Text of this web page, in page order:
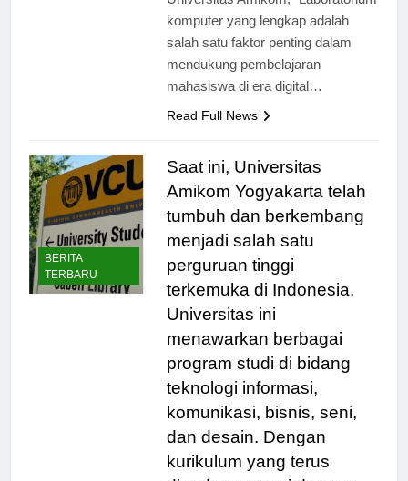
Universitas Amikom, “Laboratorium
komputer yang lengkap adalah
salah satu faktor penting dalam
mendukung pembelajaran
BERITA
TERBARU
Saat ini, Universitas
Amikom Yogyakarta telah
tumbuh dan berkembang
menjadi salah satu
perguruan tinggi
terkemuka di Indonesia.
Universitas ini
menawarkan berbagai
program studi di bidang
teknologi informasi,
komunikasi, bisnis, seni,
dan desain. Dengan